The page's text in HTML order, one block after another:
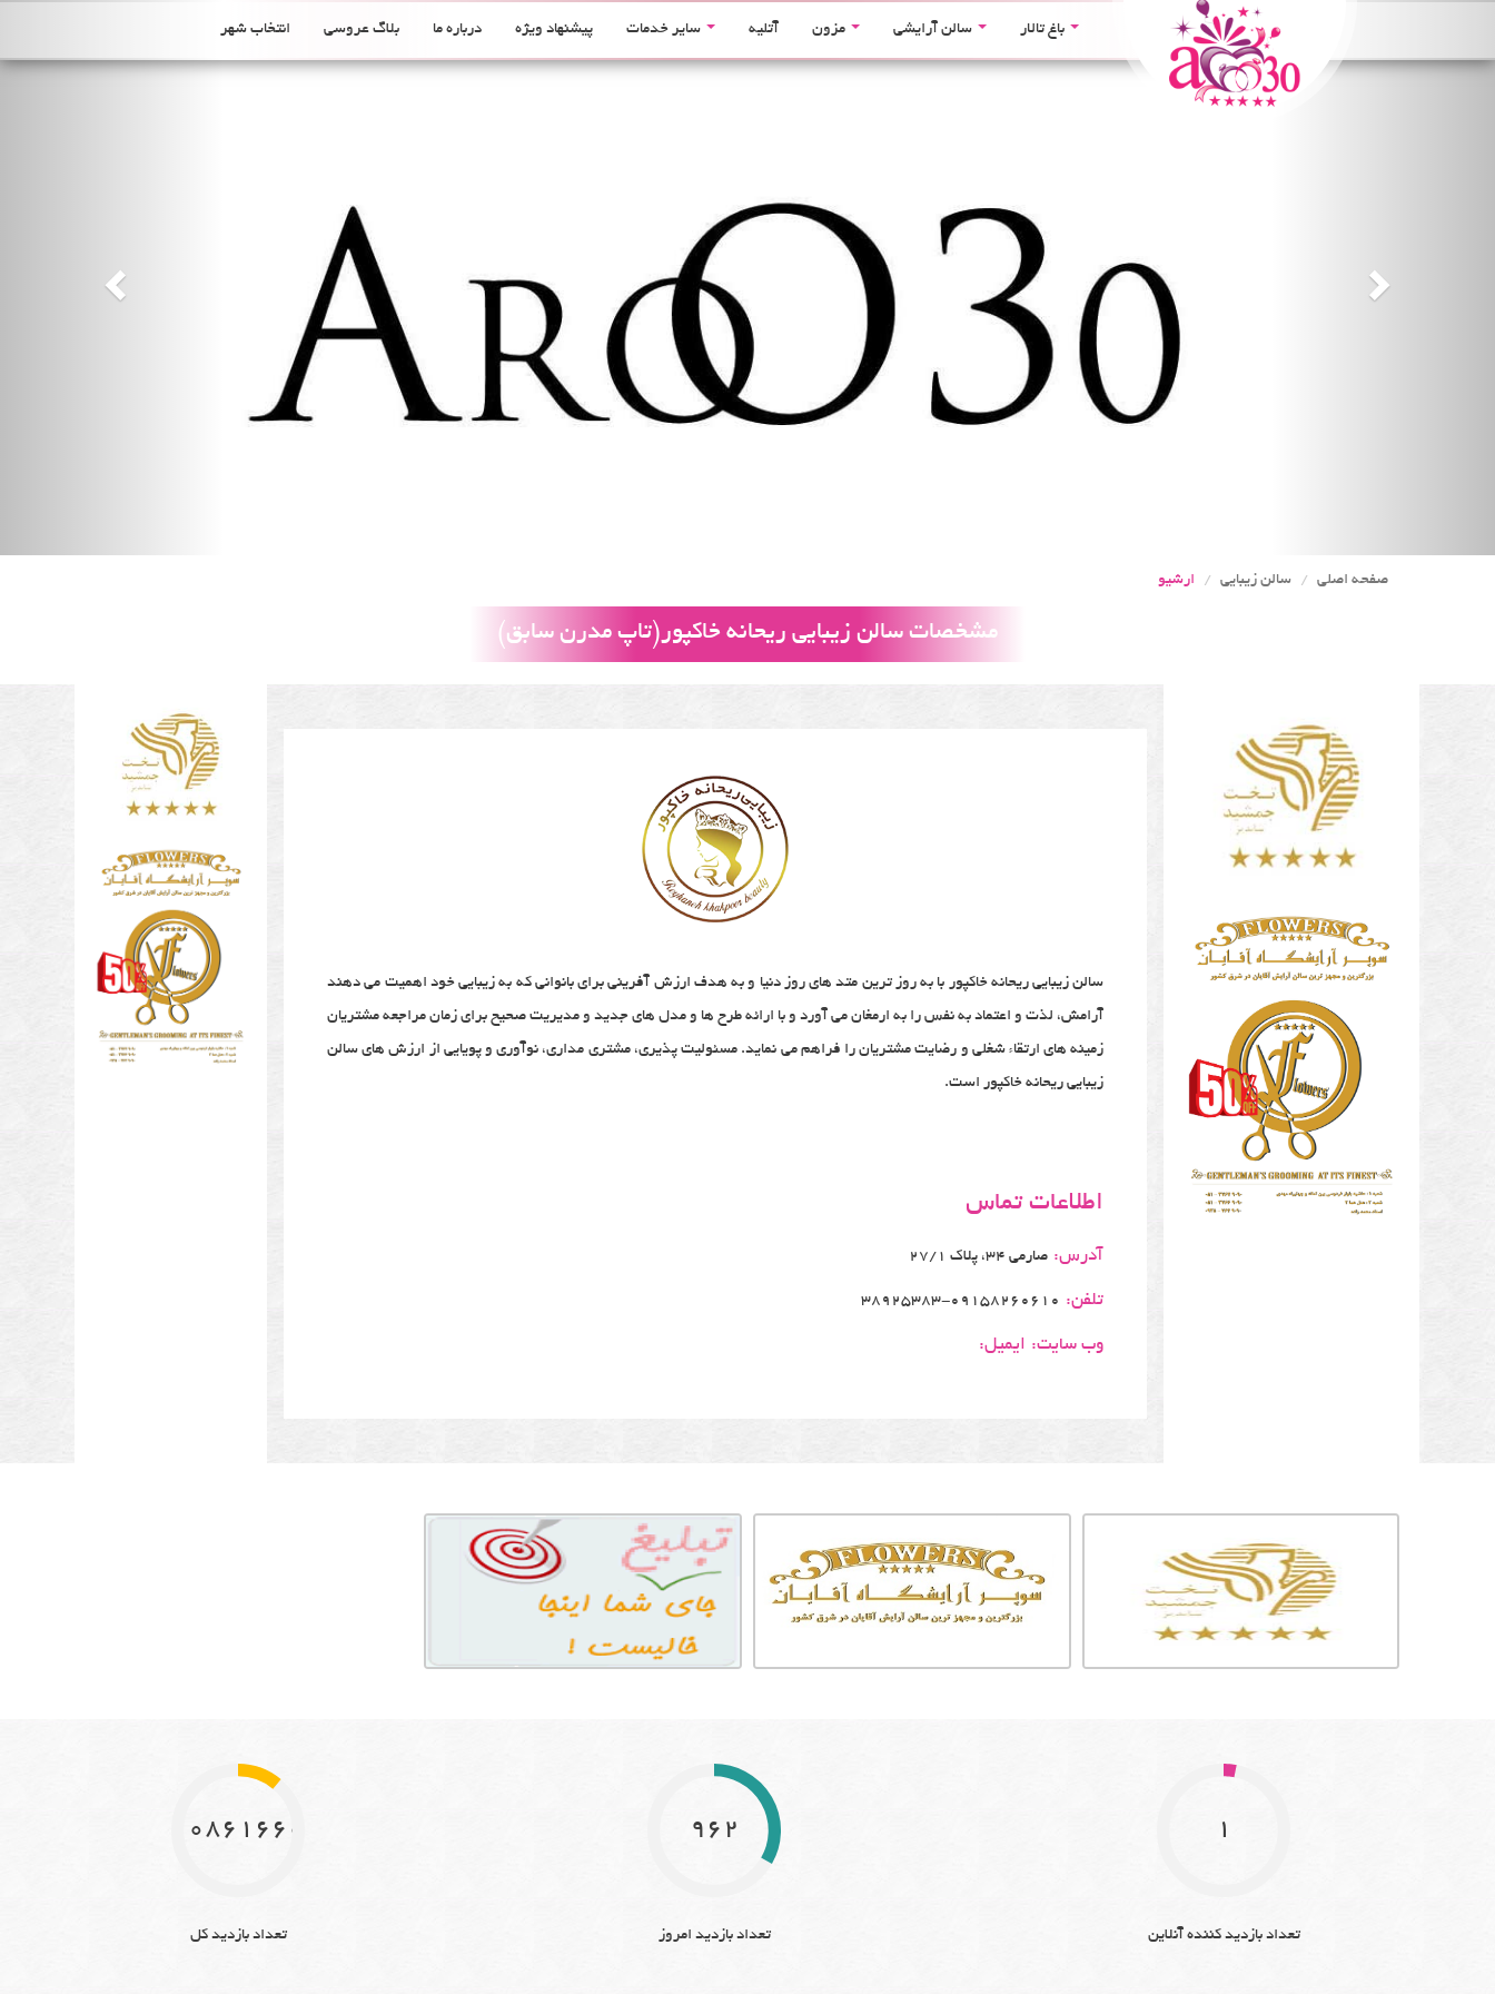
باغ تالار سالن آرایشی مزون آتلیه سایر خدمات پیشنهاد ویژه درباره ما بلاگ عروسی انتخاب شهر
صفحه اصلی سالن زیبایی ارشیو
مشخصات سالن زیبایی ریحانه خاکپور(تاپ مدرن سابق)
سالن زیبایی ریحانه خاکپور با به روز ترین متد های روز دنیا و به هدف ارزش آفرینی برای بانوانی که به زیبایی خود اهمیت می دهند
آرامش، لذت و اعتماد به نفس را به ارمغان می آورد و با ارائه طرح ها و مدل های جدید و مدیریت صحیح برای زمان مراجعه مشتریان
زمینه های ارتقاء شغلی و رضایت مشتریان را فراهم می نماید. مسئولیت پذیری، مشتری مداری، نوآوری و پویایی از ارزش های سالن
زیبایی ریحانه خاکپور است.
اطلاعات تماس
آدرس: صارمی 34، پلاک 27/1
تلفن: 38925383-09158260610
وب سایت: ایمیل:
1
تعداد بازدید کننده آنلاین
962
تعداد بازدید امروز
10861660
تعداد بازدید کل